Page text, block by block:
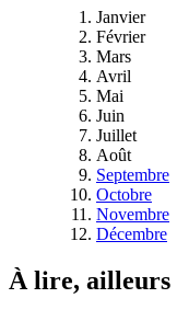
Janvier
Février
Mars
Avril
Mai
Juin
Juillet
Août
Septembre
Octobre
Novembre
Décembre
À lire, ailleurs